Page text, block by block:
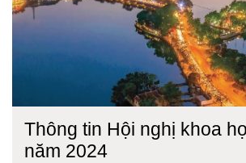
Thông tin Hội nghị khoa
năm 2024